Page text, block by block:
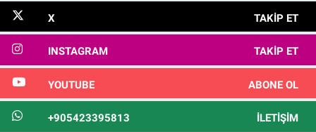
X TAKIP ET
INSTAGRAM TAKIP ET
YOUTUBE ABONE OL
+905423395813 İLETIŞIM